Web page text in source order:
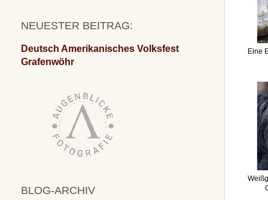
Eine
NEUESTER BEITRAG:
Deutsch Amerikanisches Volksfest
Grafenwöhr
BLOG-ARCHIV